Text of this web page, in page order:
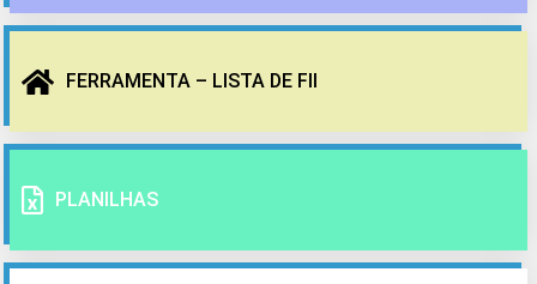
FERRAMENTA – LISTA DE FII
PLANILHAS